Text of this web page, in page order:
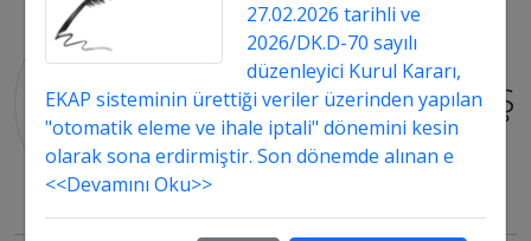
"O7" ile
Etiketlenmiş
İçerikler
27.02.2026 tarihli ve
2026/DK.D-70 sayılı
düzenleyici Kurul Kararı,
EKAP sisteminin ürettiği veriler üzerinden yapılan
"otomatik eleme ve ihale iptali" dönemini kesin
olarak sona erdirmiştir. Son dönemde alınan e
<<Devamını Oku>>